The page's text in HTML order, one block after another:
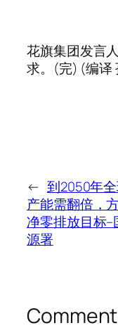
花旗集团发言
求。(完) (编译
← 到2050年
产能需翻倍，
净零排放目标–
源署